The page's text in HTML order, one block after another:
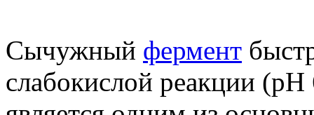
Сычужный фермент
слабокислой реакции (pH